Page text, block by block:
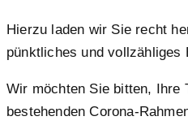
Hierzu laden wir Sie recht
pünktliches und vollzähliges
Wir möchten Sie bitten, Ihre
bestehenden Corona-